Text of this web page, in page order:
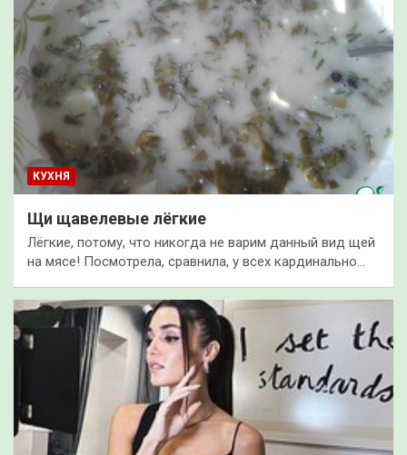
КУХНЯ
Щи щавелевые лёгкие
Лёгкие, потому, что никогда не варим данный вид щей
на мясе! Посмотрела, сравнила, у всех кардинально…